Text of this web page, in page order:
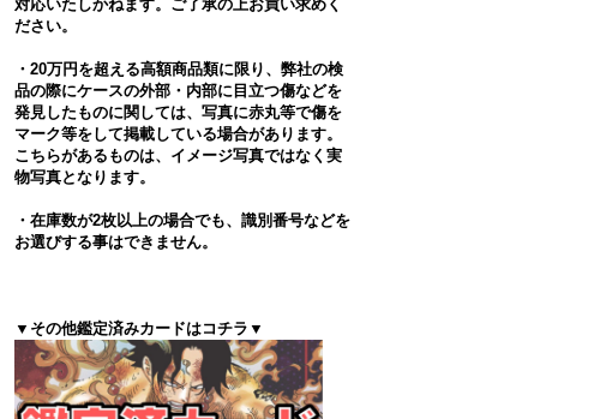
対応いたしかねます。ご了承の上お買い求めく
ださい。
・20万円を超える高額商品類に限り、弊社の検
品の際にケースの外部・内部に目立つ傷などを
発見したものに関しては、写真に赤丸等で傷を
マーク等をして掲載している場合があります。
こちらがあるものは、イメージ写真ではなく実
物写真となります。
・在庫数が2枚以上の場合でも、識別番号などを
お選びする事はできません。
▼その他鑑定済みカードはコチラ▼